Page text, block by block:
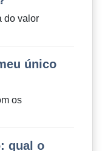
do valor
único
os
qual o